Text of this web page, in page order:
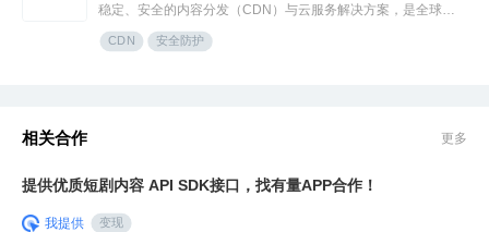
稳定、安全的内容分发（CDN）与云服务解决方案，是全球边
缘云领导者Fastly中国区首个合作伙伴。团队由业内资深专家组
成，拥有大规模分布式架构服务经验，提供全流程技术支持与定
CDN 安全防护
相关合作 更多
提供优质短剧内容 API SDK接口，找有量APP合作！
我提供 变现